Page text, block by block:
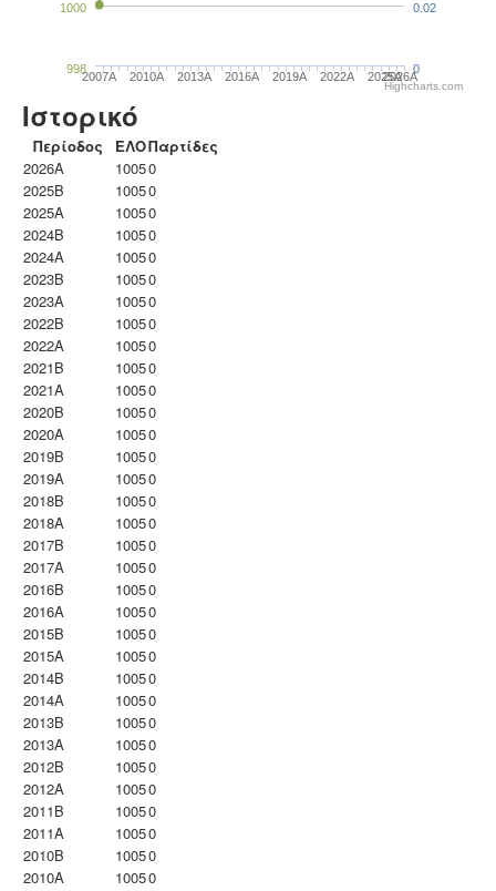
2007A 2010A 2013A 2016A 2019A 2022A 2025A2026A
1000
998 0
0.02
Highcharts.com
Ιστορικό
Περίοδος ΕΛΟΠαρτίδες
2026A
10050
2025B
10050
2025A
10050
2024B
10050
2024A
10050
2023B
10050
2023Α
10050
2022B
10050
2022A
10050
2021B
10050
2021A
10050
2020B
10050
2020A
10050
2019B
10050
2019A
10050
2018B
10050
2018A
10050
2017B
10050
2017A
10050
2016B
10050
2016A
10050
2015B
10050
2015A
10050
2014B
10050
2014A
10050
2013B
10050
2013A
10050
2012B
10050
2012A
10050
2011B
10050
2011A
10050
2010B
10050
2010A
10050